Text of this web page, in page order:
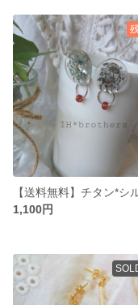
1,100円